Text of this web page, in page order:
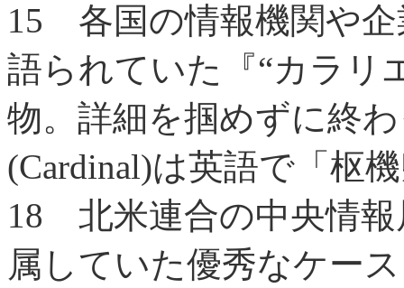
15 各国の情報機関や企
語られていた『“カラリ
物。詳細を掴めずに終
(Cardinal)は英語で「枢
18 北米連合の中央情報
属していた優秀なケー